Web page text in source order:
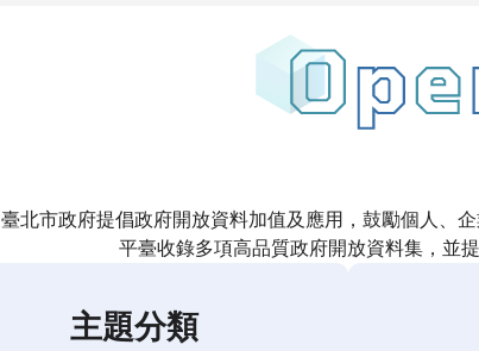
臺北市政府提倡政府開放資料加值及應用，鼓勵個人、
平臺收錄多項高品質政府開放資料集，並
主題分類